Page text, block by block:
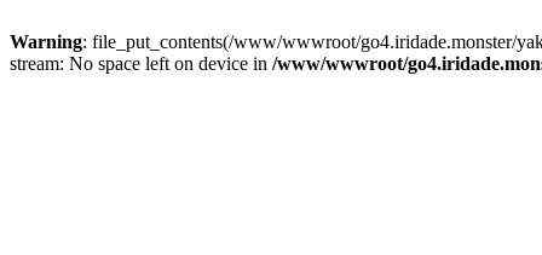
Warning: file_put_contents(/www/wwwroot/go4.iridade.monster/
stream: No space left on device in /www/wwwroot/